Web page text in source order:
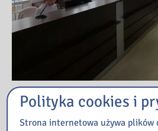
Przeczytaj
Polityka cookies i
Strona internetowa używa plików